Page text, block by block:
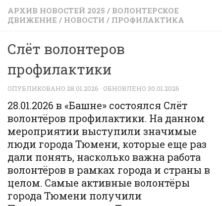
АРХИВ НОВОСТЕЙ 2025 / ВОЛОНТЕРСКОЕ
ДВИЖЕНИЕ / НОВОСТИ / ПРОФИЛАКТИКА
Слёт волонтеров
профилактики
ОПУБЛИКОВАНО 28.01.2026 · ОБНОВЛЕНО 30.01.2026
28.01.2026 в «Башне» состоялся Слёт
волонтёров профилактики. На данном
мероприятии выступили значимые
люди города Тюмени, которые еще раз
дали понять, насколько важна работа
волонтёров в рамках города и страны в
целом. Самые активные волонтёры
города Тюмени получили